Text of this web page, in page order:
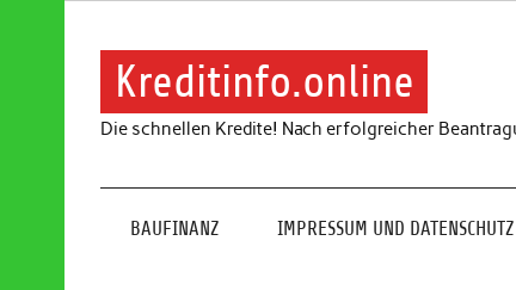
Kreditinfo.online
Die schnellen Kredite! Nach erfolgreicher
BAUFINANZ IMPRESSUM UND DATENSCHUTZ